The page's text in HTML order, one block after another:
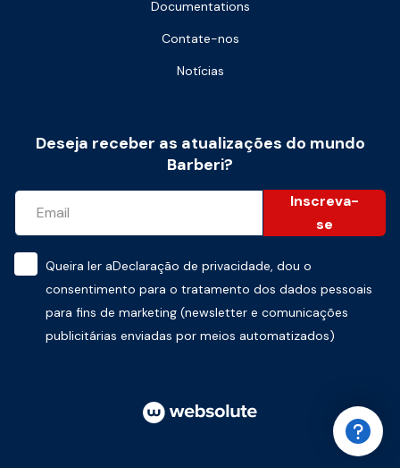
Documentations
Contate-nos
Notícias
Deseja receber as atualizações do mundo
Barberi?
Inscreva-
se
Queira ler aDeclaração de privacidade, dou o
consentimento para o tratamento dos dados pessoais
para fins de marketing (newsletter e comunicações
publicitárias enviadas por meios automatizados)